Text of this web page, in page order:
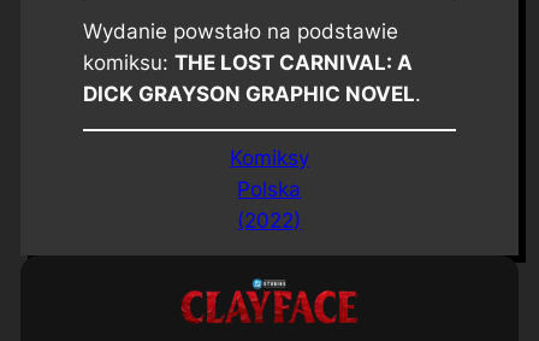
Wydanie powstało na podstawie
komiksu: THE LOST CARNIVAL: A
DICK GRAYSON GRAPHIC NOVEL.
Komiksy
Polska
(2022)